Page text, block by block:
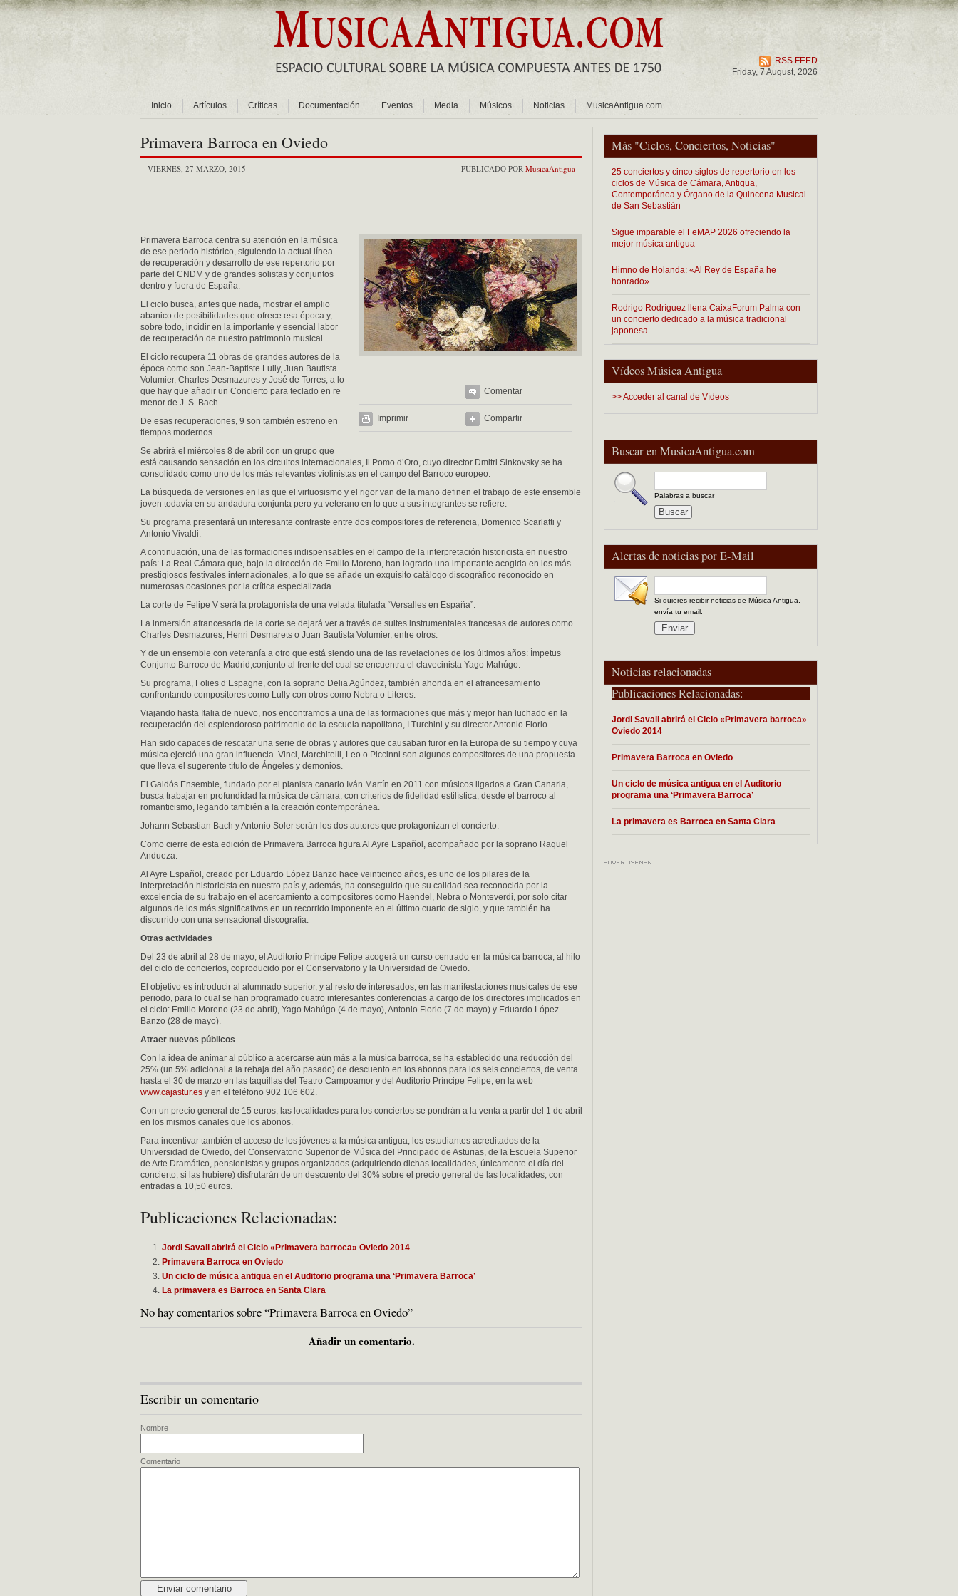
RSS FEED
Friday, 7 August, 2026
Inicio Artículos Críticas Documentación Eventos Media Músicos Noticias MusicaAntigua.com
Más "Ciclos, Conciertos, Noticias"
25 conciertos y cinco siglos de repertorio en los
ciclos de Música de Cámara, Antigua,
Contemporánea y Órgano de la Quincena Musical
de San Sebastián
Sigue imparable el FeMAP 2026 ofreciendo la
mejor música antigua
Himno de Holanda: «Al Rey de España he
honrado»
Rodrigo Rodríguez llena CaixaForum Palma con
un concierto dedicado a la música tradicional
japonesa
Vídeos Música Antigua
>> Acceder al canal de Vídeos
Buscar en MusicaAntigua.com
Palabras a buscar
Alertas de noticias por E-Mail
Si quieres recibir noticias de Música Antigua,
envía tu email.
Noticias relacionadas
Publicaciones Relacionadas:
Jordi Savall abrirá el Ciclo «Primavera barroca»
Oviedo 2014
Primavera Barroca en Oviedo
Un ciclo de música antigua en el Auditorio
programa una ‘Primavera Barroca’
La primavera es Barroca en Santa Clara
Primavera Barroca en Oviedo
PUBLICADO POR MusicaAntigua
VIERNES, 27 MARZO, 2015
Comentar
Imprimir Compartir
Primavera Barroca centra su atención en la música
de ese periodo histórico, siguiendo la actual línea
de recuperación y desarrollo de ese repertorio por
parte del CNDM y de grandes solistas y conjuntos
dentro y fuera de España.
El ciclo busca, antes que nada, mostrar el amplio
abanico de posibilidades que ofrece esa época y,
sobre todo, incidir en la importante y esencial labor
de recuperación de nuestro patrimonio musical.
El ciclo recupera 11 obras de grandes autores de la
época como son Jean-Baptiste Lully, Juan Bautista
Volumier, Charles Desmazures y José de Torres, a lo
que hay que añadir un Concierto para teclado en re
menor de J. S. Bach.
De esas recuperaciones, 9 son también estreno en
tiempos modernos.
Se abrirá el miércoles 8 de abril con un grupo que
está causando sensación en los circuitos internacionales, Il Pomo d’Oro, cuyo director Dmitri Sinkovsky se ha
consolidado como uno de los más relevantes violinistas en el campo del Barroco europeo.
La búsqueda de versiones en las que el virtuosismo y el rigor van de la mano definen el trabajo de este ensemble
joven todavía en su andadura conjunta pero ya veterano en lo que a sus integrantes se refiere.
Su programa presentará un interesante contraste entre dos compositores de referencia, Domenico Scarlatti y
Antonio Vivaldi.
A continuación, una de las formaciones indispensables en el campo de la interpretación historicista en nuestro
país: La Real Cámara que, bajo la dirección de Emilio Moreno, han logrado una importante acogida en los más
prestigiosos festivales internacionales, a lo que se añade un exquisito catálogo discográfico reconocido en
numerosas ocasiones por la crítica especializada.
La corte de Felipe V será la protagonista de una velada titulada “Versalles en España”.
La inmersión afrancesada de la corte se dejará ver a través de suites instrumentales francesas de autores como
Charles Desmazures, Henri Desmarets o Juan Bautista Volumier, entre otros.
Y de un ensemble con veteranía a otro que está siendo una de las revelaciones de los últimos años: Ímpetus
Conjunto Barroco de Madrid,conjunto al frente del cual se encuentra el clavecinista Yago Mahúgo.
Su programa, Folies d’Espagne, con la soprano Delia Agúndez, también ahonda en el afrancesamiento
confrontando compositores como Lully con otros como Nebra o Literes.
Viajando hasta Italia de nuevo, nos encontramos a una de las formaciones que más y mejor han luchado en la
recuperación del esplendoroso patrimonio de la escuela napolitana, I Turchini y su director Antonio Florio.
Han sido capaces de rescatar una serie de obras y autores que causaban furor en la Europa de su tiempo y cuya
música ejerció una gran influencia. Vinci, Marchitelli, Leo o Piccinni son algunos compositores de una propuesta
que lleva el sugerente título de Ángeles y demonios.
El Galdós Ensemble, fundado por el pianista canario Iván Martín en 2011 con músicos ligados a Gran Canaria,
busca trabajar en profundidad la música de cámara, con criterios de fidelidad estilística, desde el barroco al
romanticismo, legando también a la creación contemporánea.
Johann Sebastian Bach y Antonio Soler serán los dos autores que protagonizan el concierto.
Como cierre de esta edición de Primavera Barroca figura Al Ayre Español, acompañado por la soprano Raquel
Andueza.
Al Ayre Español, creado por Eduardo López Banzo hace veinticinco años, es uno de los pilares de la
interpretación historicista en nuestro país y, además, ha conseguido que su calidad sea reconocida por la
excelencia de su trabajo en el acercamiento a compositores como Haendel, Nebra o Monteverdi, por solo citar
algunos de los más significativos en un recorrido imponente en el último cuarto de siglo, y que también ha
discurrido con una sensacional discografía.
Otras actividades
Del 23 de abril al 28 de mayo, el Auditorio Príncipe Felipe acogerá un curso centrado en la música barroca, al hilo
del ciclo de conciertos, coproducido por el Conservatorio y la Universidad de Oviedo.
El objetivo es introducir al alumnado superior, y al resto de interesados, en las manifestaciones musicales de ese
periodo, para lo cual se han programado cuatro interesantes conferencias a cargo de los directores implicados en
el ciclo: Emilio Moreno (23 de abril), Yago Mahúgo (4 de mayo), Antonio Florio (7 de mayo) y Eduardo López
Banzo (28 de mayo).
Atraer nuevos públicos
Con la idea de animar al público a acercarse aún más a la música barroca, se ha establecido una reducción del
25% (un 5% adicional a la rebaja del año pasado) de descuento en los abonos para los seis conciertos, de venta
hasta el 30 de marzo en las taquillas del Teatro Campoamor y del Auditorio Príncipe Felipe; en la web
www.cajastur.es y en el teléfono 902 106 602.
Con un precio general de 15 euros, las localidades para los conciertos se pondrán a la venta a partir del 1 de abril
en los mismos canales que los abonos.
Para incentivar también el acceso de los jóvenes a la música antigua, los estudiantes acreditados de la
Universidad de Oviedo, del Conservatorio Superior de Música del Principado de Asturias, de la Escuela Superior
de Arte Dramático, pensionistas y grupos organizados (adquiriendo dichas localidades, únicamente el día del
concierto, si las hubiere) disfrutarán de un descuento del 30% sobre el precio general de las localidades, con
entradas a 10,50 euros.
Publicaciones Relacionadas:
Jordi Savall abrirá el Ciclo «Primavera barroca» Oviedo 2014
Primavera Barroca en Oviedo
Un ciclo de música antigua en el Auditorio programa una ‘Primavera Barroca’
La primavera es Barroca en Santa Clara
No hay comentarios sobre “Primavera Barroca en Oviedo”
Añadir un comentario.
Escribir un comentario
Nombre
Comentario